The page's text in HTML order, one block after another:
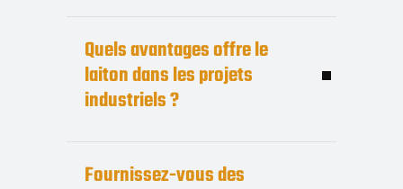
Quels avantages offre le
laiton dans les projets
industriels ?
Fournissez-vous des